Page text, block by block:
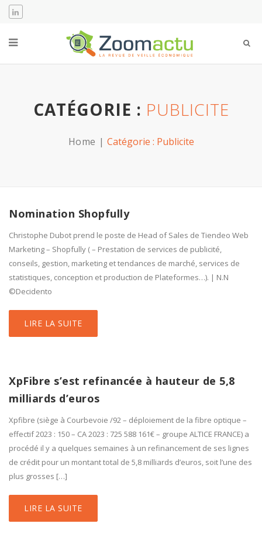
CATÉGORIE : PUBLICITE
Home Catégorie : Publicite
Nomination Shopfully
Christophe Dubot prend le poste de Head of Sales de Tiendeo Web
Marketing – Shopfully ( – Prestation de services de publicité,
conseils, gestion, marketing et tendances de marché, services de
statistiques, conception et production de Plateformes…). | N.N
©Decidento
LIRE LA SUITE
XpFibre s’est refinancée à hauteur de 5,8
milliards d’euros
Xpfibre (siège à Courbevoie /92 – déploiement de la fibre optique –
effectif 2023 : 150 – CA 2023 : 725 588 161€ – groupe ALTICE FRANCE) a
procédé il y a quelques semaines à un refinancement de ses lignes
de crédit pour un montant total de 5,8 milliards d’euros, soit l’une des
plus grosses […]
LIRE LA SUITE